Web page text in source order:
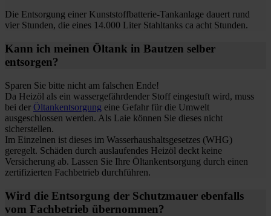
Die Entsorgung einer Kunststoffbatterie-Tankanlage dauert rund
vier Stunden, die eines 14.000 Liter Stahltanks ca acht Stunden.
Kann ich meinen Öltank in Bautzen selber
entsorgen?
Sparen Sie bitte nicht am falschen Ende!
Da Heizöl als ein wassergefährdender Stoff eingestuft wird, muss
bei der Öltankentsorgung eine Gefahr für die Umwelt
ausgeschlossen werden. Als Laie können Sie dieses nicht
sicherstellen.
Im Einzelnen ist dieses im Wasserhaushaltsgesetzes (WHG)
geregelt. Schäden durch auslaufendes Heizöl deckt keine
Versicherung ab. Lassen Sie Ihre Öltankentsorgung durch einen
zertifizierten Fachbetrieb durchführen.
Wird die Entsorgung der Schutzmauer ebenfalls
vom Fachbetrieb übernommen?